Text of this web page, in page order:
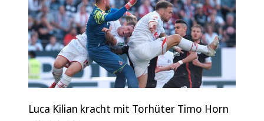
Luca Kilian kracht mit Torhüter Timo Horn